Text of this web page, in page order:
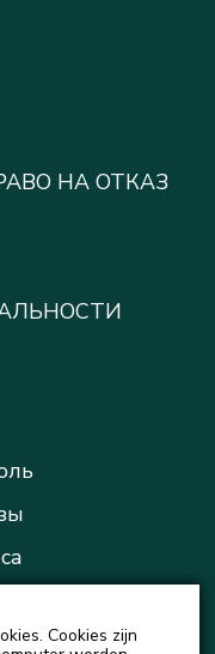
НА ОТКАЗ
Cookies zijn